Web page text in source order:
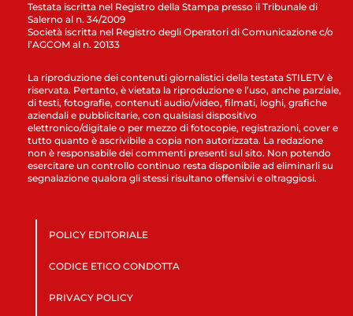
Testata iscritta nel Registro della Stampa presso il Tribunale di
Salerno al n. 34/2009
Società iscritta nel Registro degli Operatori di Comunicazione c/o
l’AGCOM al n. 20133
La riproduzione dei contenuti giornalistici della testata STILETV è
riservata. Pertanto, è vietata la riproduzione e l’uso, anche parziale,
di testi, fotografie, contenuti audio/video, filmati, loghi, grafiche
aziendali e pubblicitarie, con qualsiasi dispositivo
elettronico/digitale o per mezzo di fotocopie, registrazioni, cover e
tutto quanto è ascrivibile a copia non autorizzata. La redazione
non è responsabile dei commenti presenti sul sito. Non potendo
esercitare un controllo continuo resta disponibile ad eliminarli su
segnalazione qualora gli stessi risultano offensivi e oltraggiosi.
POLICY EDITORIALE
CODICE ETICO CONDOTTA
PRIVACY POLICY